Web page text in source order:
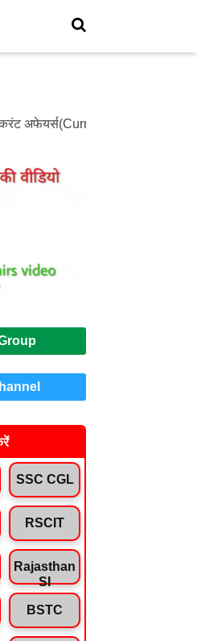
Affairs)- Test-
SSC CGL
RSCIT
Rajasthan
SI
BSTC